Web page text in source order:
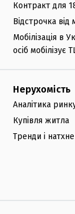
Контракт для
Відстрочка від
Мобілізація в
осіб мобілізує
Нерухомість
Аналітика
Купівля житла
Тренди і